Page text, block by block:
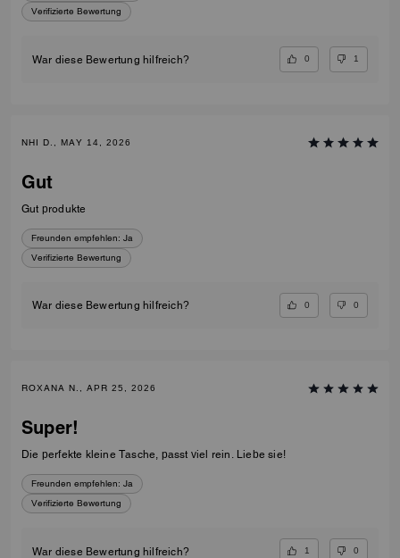
Verifizierte Bewertung
War diese Bewertung hilfreich? 0 1
NHI D., MAY 14, 2026
Gut
Gut produkte
Freunden empfehlen: Ja
Verifizierte Bewertung
War diese Bewertung hilfreich? 0 0
ROXANA N., APR 25, 2026
Super!
Die perfekte kleine Tasche, passt viel rein. Liebe sie!
Freunden empfehlen: Ja
Verifizierte Bewertung
War diese Bewertung hilfreich? 1 0